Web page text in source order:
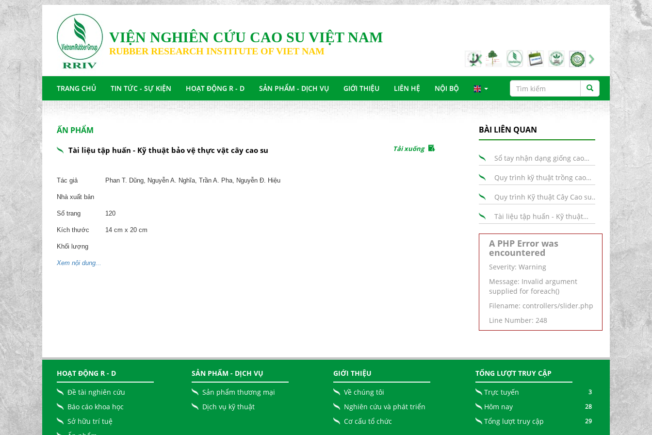
VIỆN NGHIÊN CỨU CAO SU VIỆT NAM
RUBBER RESEARCH INSTITUTE OF VIET NAM ‹ ›
TRANG CHỦ TIN TỨC - SỰ KIỆN HOẠT ĐỘNG R - D SẢN PHẨM - DỊCH VỤ GIỚI THIỆU LIÊN HỆ NỘI BỘ
ẤN PHẨM
Tài liệu tập huấn - Kỹ thuật bảo vệ thực vật cây cao su Tải xuống
Tác giả Phan T. Dũng, Nguyễn A. Nghĩa, Trần A. Pha, Nguyễn Đ. Hiệu
Nhà xuất bản
Số trang 120
Kích thước 14 cm x 20 cm
Khối lượng
Xem nội dung...
BÀI LIÊN QUAN
Sổ tay nhận dạng giống cao…
Quy trình kỹ thuật trồng cao…
Quy trình Kỹ thuật Cây Cao su…
Tài liệu tập huấn - Kỹ thuật…
A PHP Error was
encountered
Severity: Warning
Message: Invalid argument
supplied for foreach()
Filename: controllers/slider.php
Line Number: 248
HOẠT ĐỘNG R - D
Đề tài nghiên cứu
Báo cáo khoa học
Sở hữu trí tuệ
SẢN PHẨM - DỊCH VỤ
Sản phẩm thương mại
Dịch vụ kỹ thuật
GIỚI THIỆU
Về chúng tôi
Nghiên cứu và phát triển
Cơ cấu tổ chức
TỔNG LƯỢT TRUY CẬP
Trực tuyến 3
Hôm nay 28
Tổng lượt truy cập 29